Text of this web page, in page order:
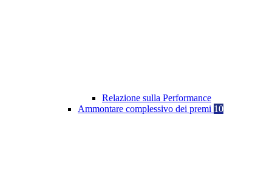
Relazione sulla Performance
Ammontare complessivo dei premi 10